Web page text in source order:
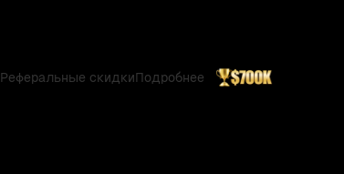
Реферальные скидкиПодробнее